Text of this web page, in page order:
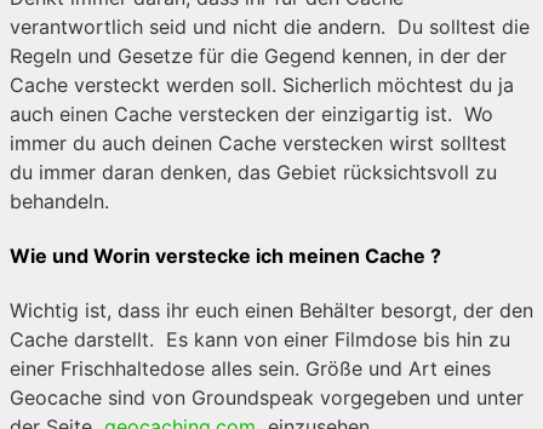
verantwortlich seid und nicht die andern. Du solltest die
Regeln und Gesetze für die Gegend kennen, in der der
Cache versteckt werden soll. Sicherlich möchtest du ja
auch einen Cache verstecken der einzigartig ist. Wo
immer du auch deinen Cache verstecken wirst solltest
du immer daran denken, das Gebiet rücksichtsvoll zu
behandeln.
Wie und Worin verstecke ich meinen Cache ?
Wichtig ist, dass ihr euch einen Behälter besorgt, der den
Cache darstellt. Es kann von einer Filmdose bis hin zu
einer Frischhaltedose alles sein. Größe und Art eines
Geocache sind von Groundspeak vorgegeben und unter